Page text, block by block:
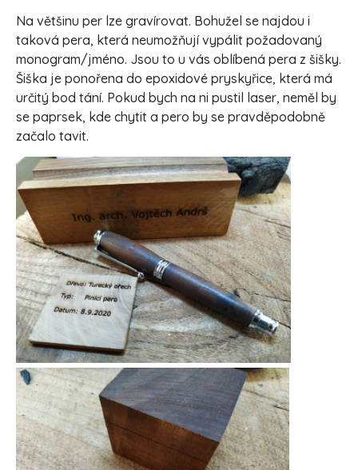
Na většinu per lze gravírovat. Bohužel se najdou i
taková pera, která neumožňují vypálit požadovaný
monogram/jméno. Jsou to u vás oblíbená pera z šišky.
Šiška je ponořena do epoxidové pryskyřice, která má
určitý bod tání. Pokud bych na ni pustil laser, neměl by
se paprsek, kde chytit a pero by se pravděpodobně
začalo tavit.